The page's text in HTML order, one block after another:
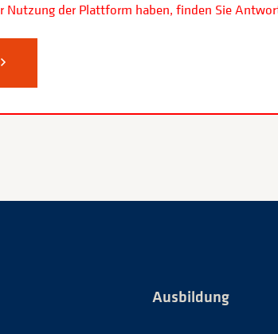
Nutzung der Plattform haben, finden Sie
Ausbildung